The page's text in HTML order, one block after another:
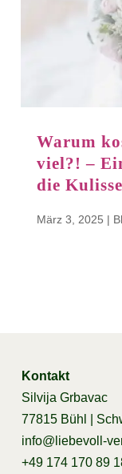
Warum
viel?! –
die
März 3, 2025 |
Kontakt
Silvija Grbavac
77815 Bühl |
info@liebevoll-
+49 174 170 89